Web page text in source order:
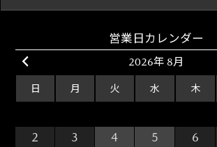
営業日カレンダー
2026年 8月
日 月 火 水 木
2
3 4 5 6